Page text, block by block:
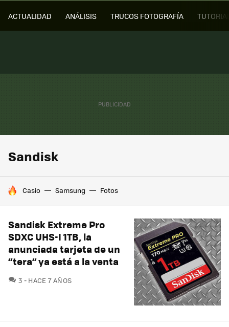
ACTUALIDAD ANÁLISIS TRUCOS FOTOGRAFÍA
Sandisk
HOY SE HABLA DE
Casio Samsung Fotos
Sandisk Extreme Pro
SDXC UHS-I 1TB, la
anunciada tarjeta de un
“tera” ya está a la venta
3 COMENTARIOS
HACE 7 AÑOS